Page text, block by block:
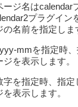
ージ名はcalendar
プラグイン
の名前を指定しま
mmを指定時
ジを表示します。
字を指定時、指
を表示します。